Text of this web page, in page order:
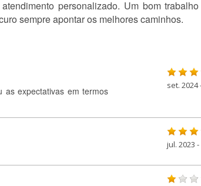
personalizado. Um bom
sempre apontar os melhores caminhos.
as expectativas em termos
set. 2024
jul. 2023